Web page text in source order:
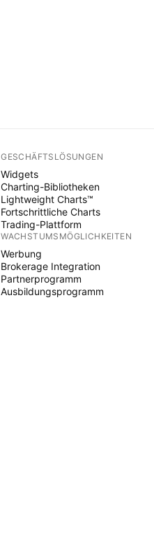
GESCHÄFTSLÖSUNGEN
Widgets
Charting-Bibliotheken
Lightweight Charts™
Fortschrittliche Charts
Trading-Plattform
WACHSTUMSMÖGLICHKEITEN
Werbung
Brokerage Integration
Partnerprogramm
Ausbildungsprogramm